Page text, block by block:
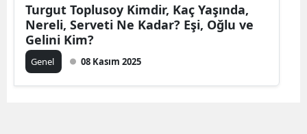
Turgut Toplusoy Kimdir, Kaç Yaşında,
Nereli, Serveti Ne Kadar? Eşi, Oğlu ve
Gelini Kim?
Genel 08 Kasım 2025